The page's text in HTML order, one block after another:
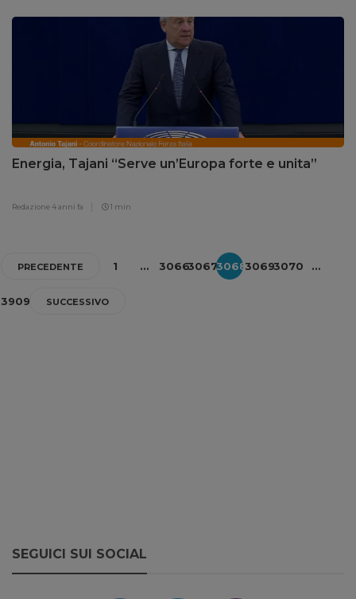
Energia, Tajani “Serve un’Europa forte e unita”
Redazione 4 anni fa 1 min
PRECEDENTE 1 … 30663067306830693070 …
3909 SUCCESSIVO
SEGUICI SUI SOCIAL